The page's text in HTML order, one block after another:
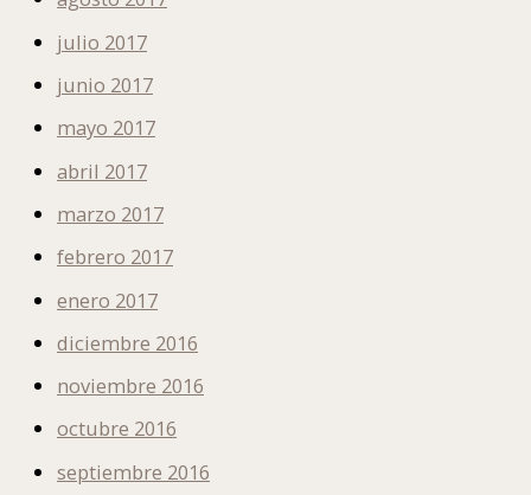
julio 2017
junio 2017
mayo 2017
abril 2017
marzo 2017
febrero 2017
enero 2017
diciembre 2016
noviembre 2016
octubre 2016
septiembre 2016